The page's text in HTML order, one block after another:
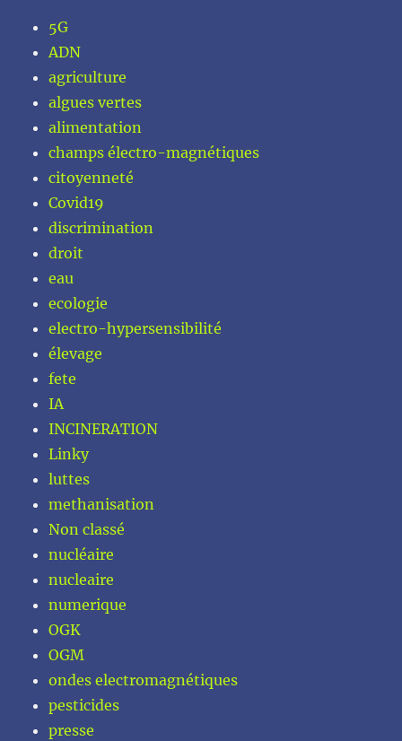
5G
ADN
agriculture
algues vertes
alimentation
champs électro-magnétiques
citoyenneté
Covid19
discrimination
droit
eau
ecologie
electro-hypersensibilité
élevage
fete
IA
INCINERATION
Linky
luttes
methanisation
Non classé
nucléaire
nucleaire
numerique
OGK
OGM
ondes electromagnétiques
pesticides
presse